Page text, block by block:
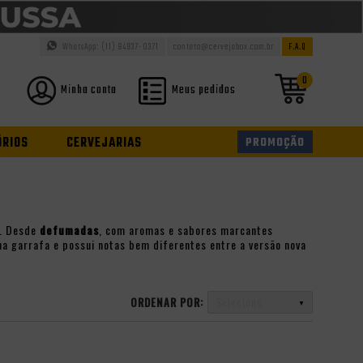
F.A.Q
contato@cervejabox.com.br
WhatsApp: (11) 94937-0371
0
Minha conta Meus pedidos
CERVEJARIAS PROMOÇÃO
defumadas , com aromas e sabores marcantes
garrafa e possui notas bem diferentes entre a versão nova
ORDENAR POR: